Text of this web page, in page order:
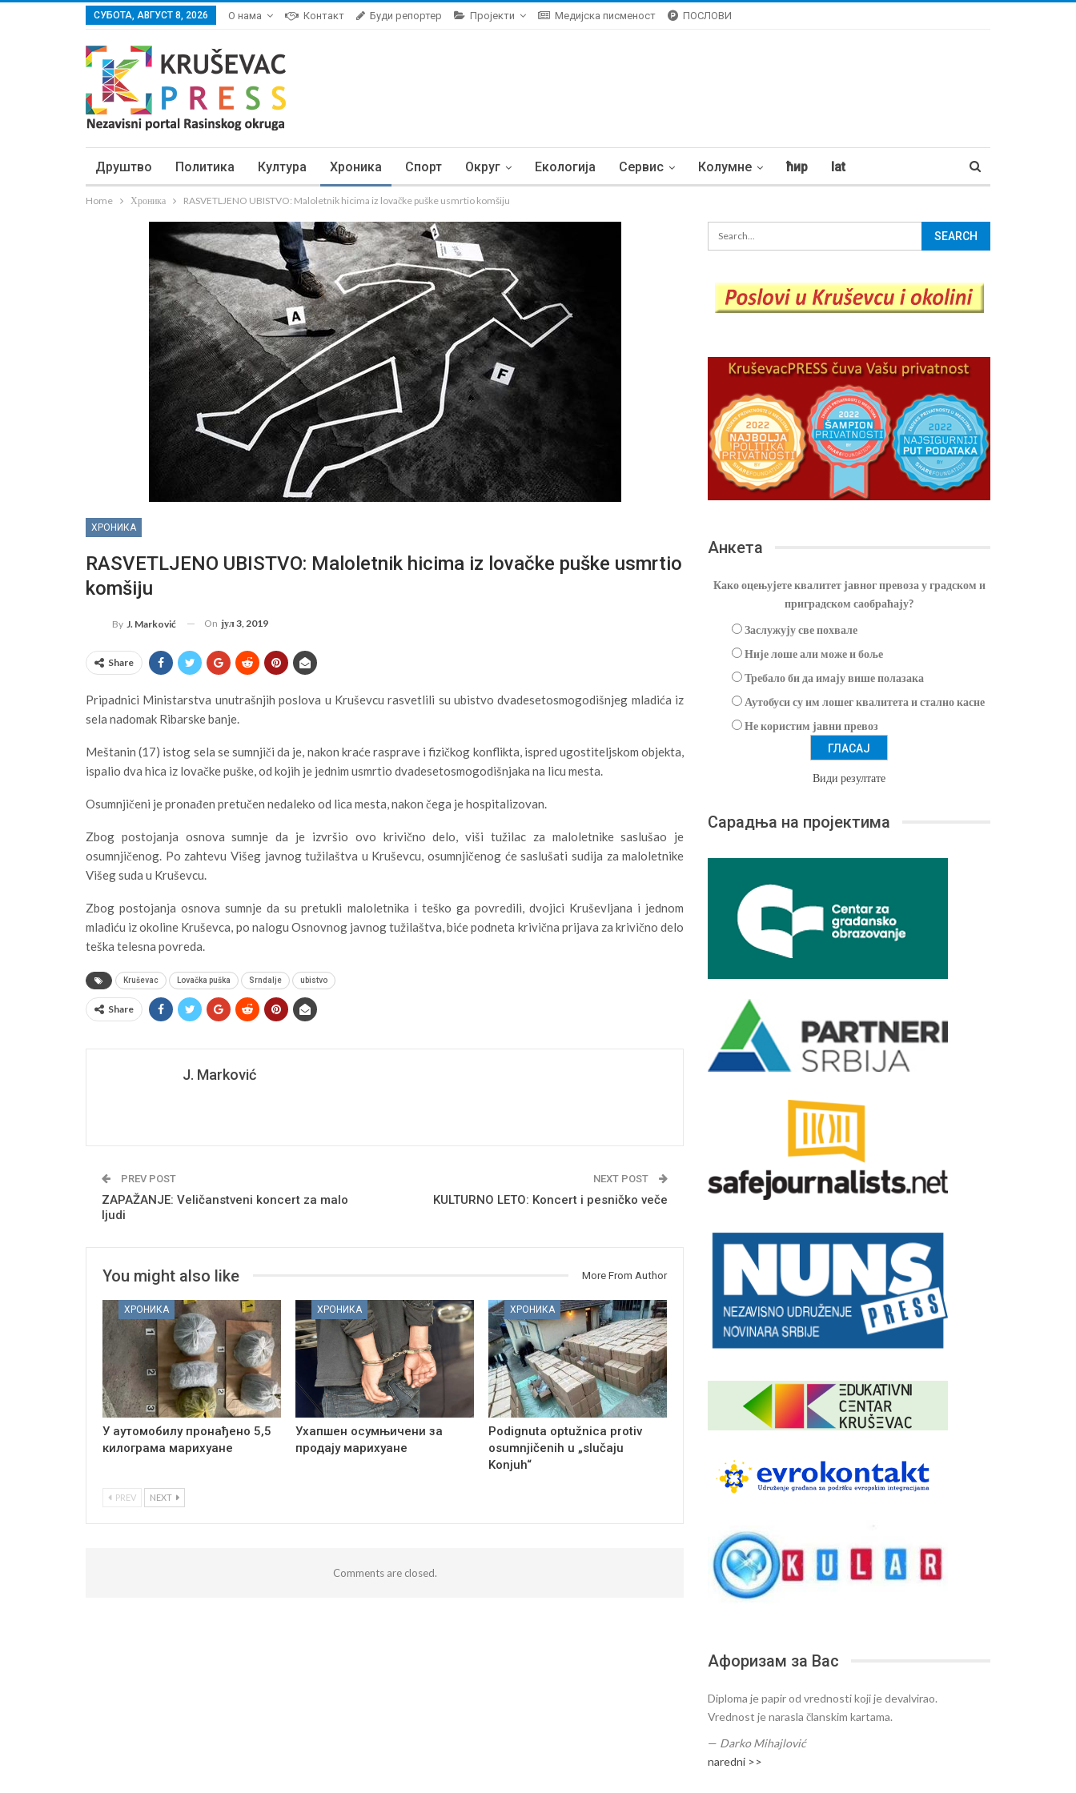
СУБОТА, АВГУСТ 8, 2026 О нама Контакт Буди репортер Пројекти Медијска писменост ПОСЛОВИ
Друштво Политика Култура Хроника Спорт Округ Екологија Сервис Колумне ћир lat
Home Хроника RASVETLJENO UBISTVO: Maloletnik hicima iz lovačke puške usmrtio komšiju
ХРОНИКА
RASVETLJENO UBISTVO: Maloletnik hicima iz lovačke puške usmrtio
komšiju
By J. Marković On јул 3, 2019
Share
Pripadnici Ministarstva unutrašnjih poslova u Kruševcu rasvetlili su ubistvo dvadesetosmogodišnjeg mladića iz
sela nadomak Ribarske banje.
Meštanin (17) istog sela se sumnjiči da je, nakon kraće rasprave i fizičkog konflikta, ispred ugostiteljskom objekta,
ispalio dva hica iz lovačke puške, od kojih je jednim usmrtio dvadesetosmogodišnjaka na licu mesta.
Osumnjičeni je pronađen pretučen nedaleko od lica mesta, nakon čega je hospitalizovan.
Zbog postojanja osnova sumnje da je izvršio ovo krivično delo, viši tužilac za maloletnike saslušao je
osumnjičenog. Po zahtevu Višeg javnog tužilaštva u Kruševcu, osumnjičenog će saslušati sudija za maloletnike
Višeg suda u Kruševcu.
Zbog postojanja osnova sumnje da su pretukli maloletnika i teško ga povredili, dvojici Kruševljana i jednom
mladiću iz okoline Kruševca, po nalogu Osnovnog javnog tužilaštva, biće podneta krivična prijava za krivično delo
teška telesna povreda.
Kruševac Lovačka puška Srndalje ubistvo
Share
J. Marković
PREV POST
ZAPAŽANJE: Veličanstveni koncert za malo
ljudi
NEXT POST
KULTURNO LETO: Koncert i pesničko veče
You might also like More From Author
ХРОНИКА
У аутомобилу пронађено 5,5
килограма марихуане
ХРОНИКА
Ухапшен осумњичени за
продају марихуане
ХРОНИКА
Podignuta optužnica protiv
osumnjičenih u „slučaju
Konjuh“
PREV NEXT
Comments are closed.
Анкета
Како оцењујете квалитет јавног превоза у градском и
приградском саобраћају?
Заслужују све похвале
Није лоше али може и боље
Требало би да имају више полазака
Аутобуси су им лошег квалитета и стално касне
Не користим јавни превоз
Види резултате
Сарадња на пројектима
Афоризам за Вас
Diploma je papir od vrednosti koji je devalvirao.
Vrednost je narasla članskim kartama.
— Darko Mihajlović
naredni >>